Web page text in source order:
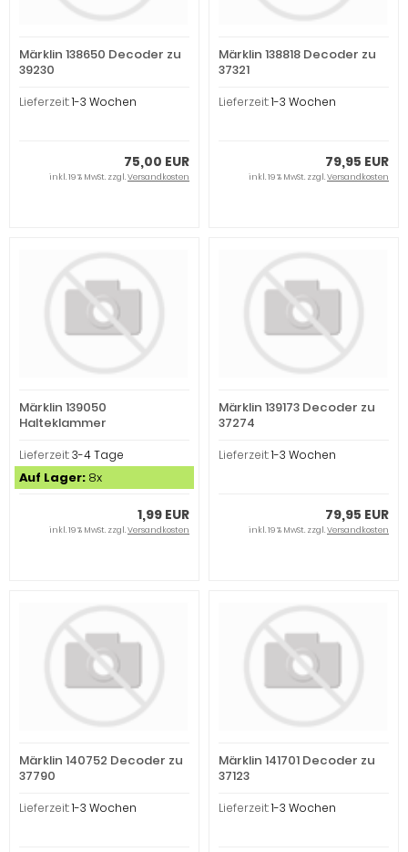
Märklin 138650 Decoder zu
39230
Lieferzeit:1-3 Wochen
75,00 EUR
inkl. 19 % MwSt. zzgl.Versandkosten
Märklin 138818 Decoder zu
37321
Lieferzeit:1-3 Wochen
79,95 EUR
inkl. 19 % MwSt. zzgl.Versandkosten
Märklin 139050
Halteklammer
Lieferzeit:3-4 Tage
Auf Lager: 8x
1,99 EUR
inkl. 19 % MwSt. zzgl.Versandkosten
Märklin 139173 Decoder zu
37274
Lieferzeit:1-3 Wochen
79,95 EUR
inkl. 19 % MwSt. zzgl.Versandkosten
Märklin 140752 Decoder zu
37790
Lieferzeit:1-3 Wochen
Märklin 141701 Decoder zu
37123
Lieferzeit:1-3 Wochen